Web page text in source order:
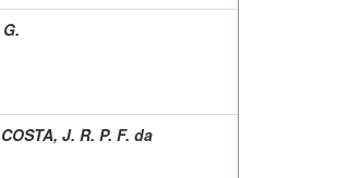
COSTA, J. R. P. F. da